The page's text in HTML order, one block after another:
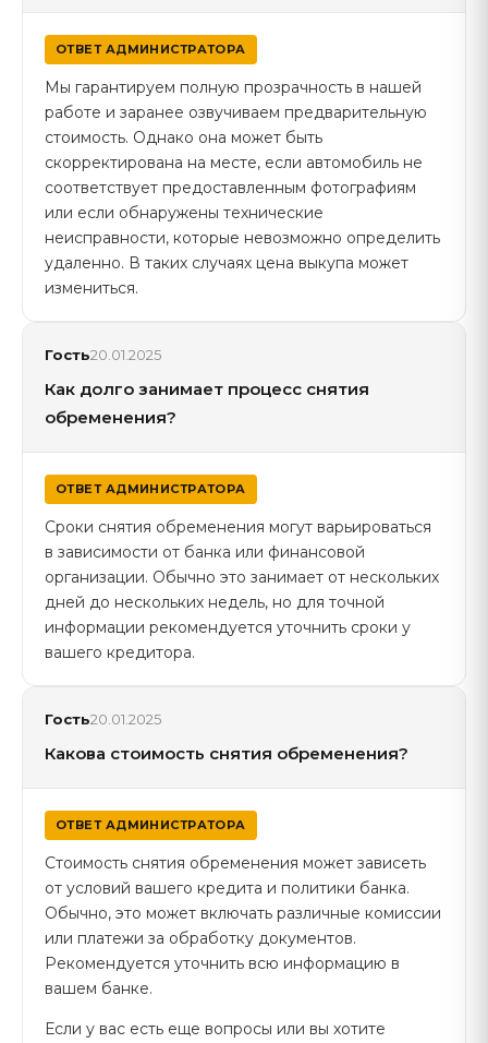
ОТВЕТ АДМИНИСТРАТОРА
Мы гарантируем полную прозрачность в нашей
работе и заранее озвучиваем предварительную
стоимость. Однако она может быть
скорректирована на месте, если автомобиль не
соответствует предоставленным фотографиям
или если обнаружены технические
неисправности, которые невозможно определить
удаленно. В таких случаях цена выкупа может
измениться.
Гость20.01.2025
Как долго занимает процесс снятия
обременения?
ОТВЕТ АДМИНИСТРАТОРА
Сроки снятия обременения могут варьироваться
в зависимости от банка или финансовой
организации. Обычно это занимает от нескольких
дней до нескольких недель, но для точной
информации рекомендуется уточнить сроки у
вашего кредитора.
Гость20.01.2025
Какова стоимость снятия обременения?
ОТВЕТ АДМИНИСТРАТОРА
Стоимость снятия обременения может зависеть
от условий вашего кредита и политики банка.
Обычно, это может включать различные комиссии
или платежи за обработку документов.
Рекомендуется уточнить всю информацию в
вашем банке.
Если у вас есть еще вопросы или вы хотите